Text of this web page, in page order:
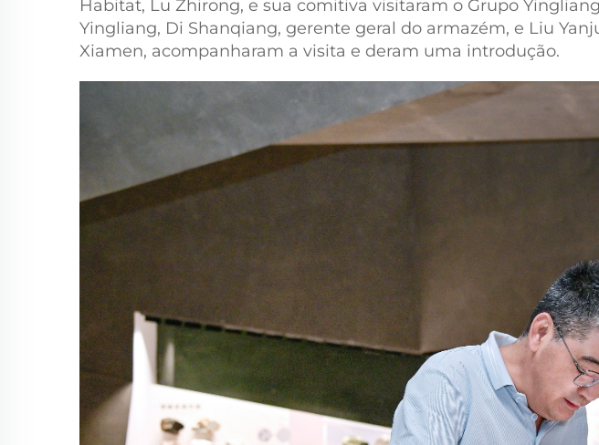
Habitat, Lu Zhirong, e sua comitiva visitaram o Grupo
Yingliang, Di Shanqiang, gerente geral do armazém, e Liu
Xiamen, acompanharam a visita e deram uma introdução.